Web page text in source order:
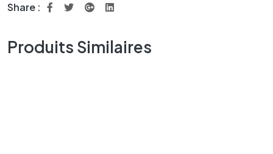
Share :
Produits Similaires